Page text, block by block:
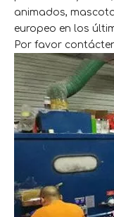
animados,
europeo en los
Por favor